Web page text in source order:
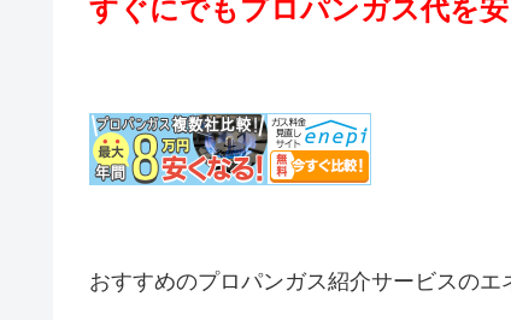
すぐにでもプロパンガス代を
おすすめのプロパンガス紹介サービスのエ